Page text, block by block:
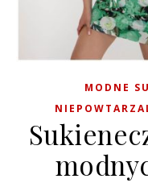
MODNE